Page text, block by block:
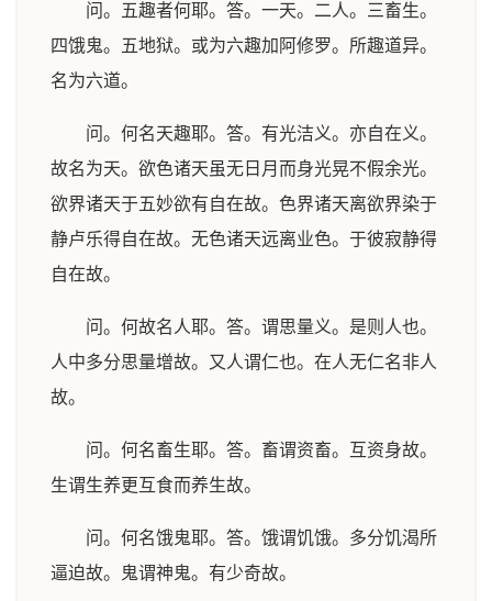
问。五趣者何耶。答。一天。二人。三畜生。
四饿鬼。五地狱。或为六趣加阿修罗。所趣道异。
名为六道。
问。何名天趣耶。答。有光洁义。亦自在义。
故名为天。欲色诸天虽无日月而身光晃不假余光。
欲界诸天于五妙欲有自在故。色界诸天离欲界染于
静卢乐得自在故。无色诸天远离业色。于彼寂静得
自在故。
问。何故名人耶。答。谓思量义。是则人也。
人中多分思量增故。又人谓仁也。在人无仁名非人
故。
问。何名畜生耶。答。畜谓资畜。互资身故。
生谓生养更互食而养生故。
问。何名饿鬼耶。答。饿谓饥饿。多分饥渴所
逼迫故。鬼谓神鬼。有少奇故。